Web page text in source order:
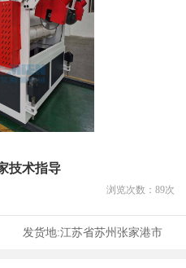
技术指导
浏览次数： 89次
发货地:江苏省苏州张家港市